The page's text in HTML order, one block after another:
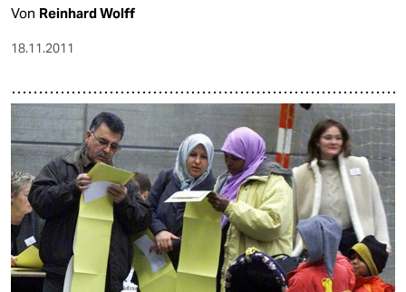
Von Reinhard Wolff
18.11.2011